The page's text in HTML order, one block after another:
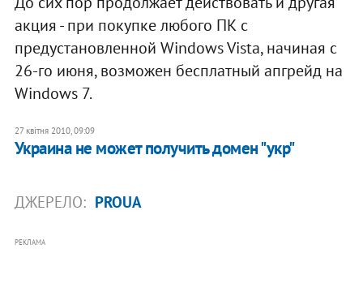
акция - при покупке любого ПК с
предустановленной Windows Vista, начиная с
26-го июня, возможен бесплатный апгрейд на
Windows 7.
27 квітня 2010, 09:09
Украина не может получить домен "укр"
ДЖЕРЕЛО: PROUA
РЕКЛАМА